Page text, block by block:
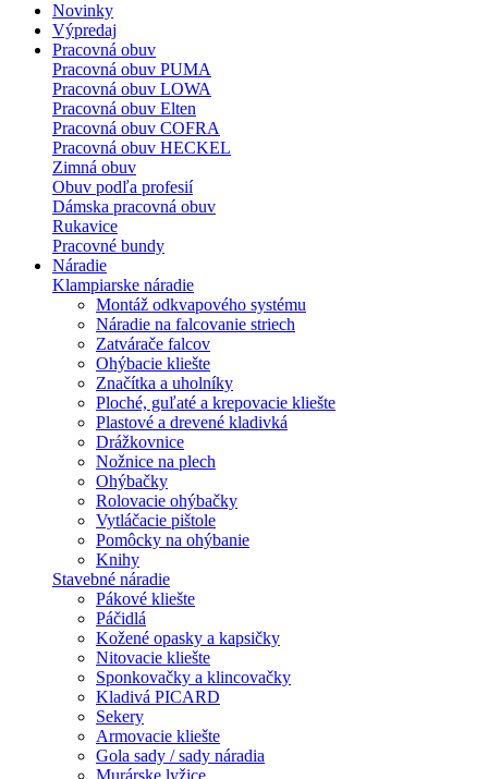
Novinky
Výpredaj
Pracovná obuv
Pracovná obuv PUMA
Pracovná obuv LOWA
Pracovná obuv Elten
Pracovná obuv COFRA
Pracovná obuv HECKEL
Zimná obuv
Obuv podľa profesií
Dámska pracovná obuv
Rukavice
Pracovné bundy
Náradie
Klampiarske náradie
Montáž odkvapového systému
Náradie na falcovanie striech
Zatvárače falcov
Ohýbacie kliešte
Značítka a uholníky
Ploché, guľaté a krepovacie kliešte
Plastové a drevené kladivká
Drážkovnice
Nožnice na plech
Ohýbačky
Rolovacie ohýbačky
Vytláčacie pištole
Pomôcky na ohýbanie
Knihy
Stavebné náradie
Pákové kliešte
Páčidlá
Kožené opasky a kapsičky
Nitovacie kliešte
Sponkovačky a klincovačky
Kladivá PICARD
Sekery
Armovacie kliešte
Gola sady / sady náradia
Murárske lyžice